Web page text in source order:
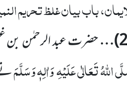
باب بیان غلظ تحریم
)…حضرت عبد الرحمٰن بن
اللّٰہُ تَعَالٰی عَلَیْہِوَاٰلِہٖ وَسَلَّمَ